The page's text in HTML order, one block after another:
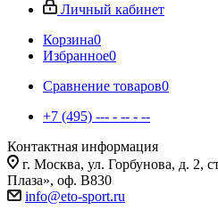
Личный кабинет
Корзина0
Избранное0
Сравнение товаров0
+7 (495) --- - -- - --
Контактная информация
г. Москва, ул. Горбунова, д. 2,
Плаза», оф. В830
info@eto-sport.ru